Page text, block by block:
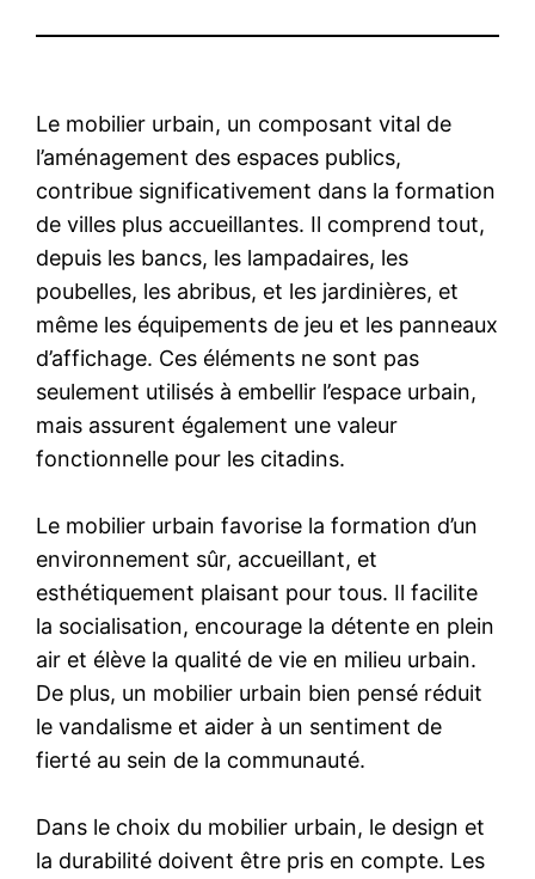
Le mobilier urbain, un composant vital de
l’aménagement des espaces publics,
contribue significativement dans la formation
de villes plus accueillantes. Il comprend tout,
depuis les bancs, les lampadaires, les
poubelles, les abribus, et les jardinières, et
même les équipements de jeu et les panneaux
d’affichage. Ces éléments ne sont pas
seulement utilisés à embellir l’espace urbain,
mais assurent également une valeur
fonctionnelle pour les citadins.
Le mobilier urbain favorise la formation d’un
environnement sûr, accueillant, et
esthétiquement plaisant pour tous. Il facilite
la socialisation, encourage la détente en plein
air et élève la qualité de vie en milieu urbain.
De plus, un mobilier urbain bien pensé réduit
le vandalisme et aider à un sentiment de
fierté au sein de la communauté.
Dans le choix du mobilier urbain, le design et
la durabilité doivent être pris en compte. Les